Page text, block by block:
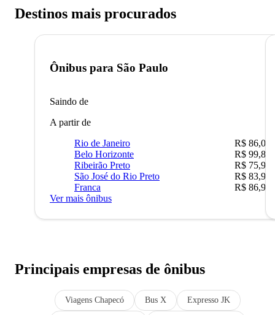
Destinos mais procurados
Ônibus para São Paulo
Saindo de
A partir de
Rio de Janeiro
R$ 86,00
Belo Horizonte
R$ 99,89
Ribeirão Preto
R$ 75,90
São José do Rio Preto
R$ 83,90
Franca
R$ 86,90
Ver mais ônibus
Principais empresas de ônibus
Viagens Chapecó Bus X Expresso JK